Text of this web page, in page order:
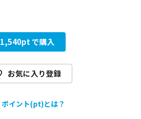
1,540pt で購入
お気に入り登録
ポイント(pt)とは？